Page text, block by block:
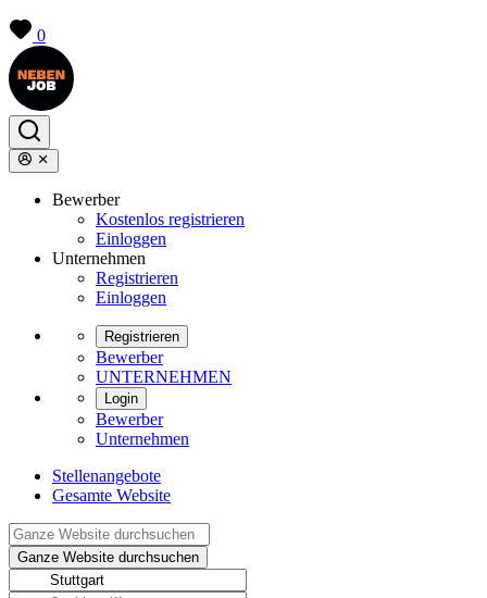
0
Bewerber
Kostenlos registrieren
Einloggen
Unternehmen
Registrieren
Einloggen
Registrieren
Bewerber
UNTERNEHMEN
Login
Bewerber
Unternehmen
Stellenangebote
Gesamte Website